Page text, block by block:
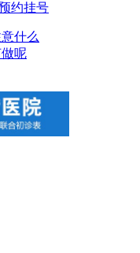
约挂号
什么
呢